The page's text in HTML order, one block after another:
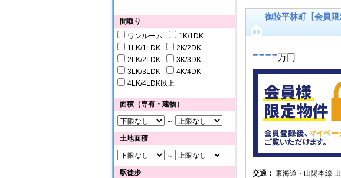
間取り
ワンルーム
1K/1DK
1LK/1LDK
2K/2DK
2LK/2LDK
3K/3DK
3LK/3LDK
4K/4DK
4LK/4LDK以上
面積（専有・建物）
～
土地面積
～
駅徒歩
御陵平林町【会員限
----万円
交通： 東海道・山陽本線